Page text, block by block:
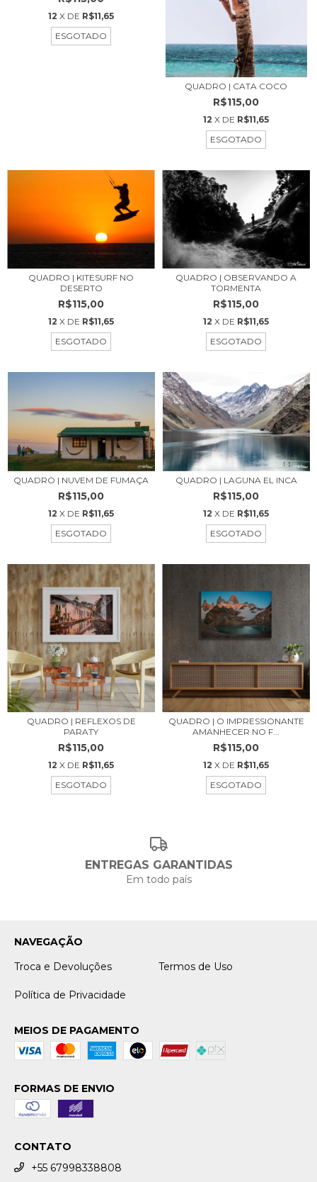
12 X DE R$11,65
ESGOTADO
QUADRO | CATA COCO
R$115,00
12 X DE R$11,65
ESGOTADO
QUADRO | KITESURF NO
DESERTO
R$115,00
12 X DE R$11,65
ESGOTADO
QUADRO | OBSERVANDO A
TORMENTA
R$115,00
12 X DE R$11,65
ESGOTADO
QUADRO | NUVEM DE FUMAÇA
R$115,00
12 X DE R$11,65
ESGOTADO
QUADRO | LAGUNA EL INCA
R$115,00
12 X DE R$11,65
ESGOTADO
QUADRO | REFLEXOS DE
PARATY
R$115,00
12 X DE R$11,65
ESGOTADO
QUADRO | O IMPRESSIONANTE
AMANHECER NO F...
R$115,00
12 X DE R$11,65
ESGOTADO
ENTREGAS GARANTIDAS
Em todo país
NAVEGAÇÃO
Troca e Devoluções
Termos de Uso
Política de Privacidade
MEIOS DE PAGAMENTO
FORMAS DE ENVIO
CONTATO
+55 67998338808